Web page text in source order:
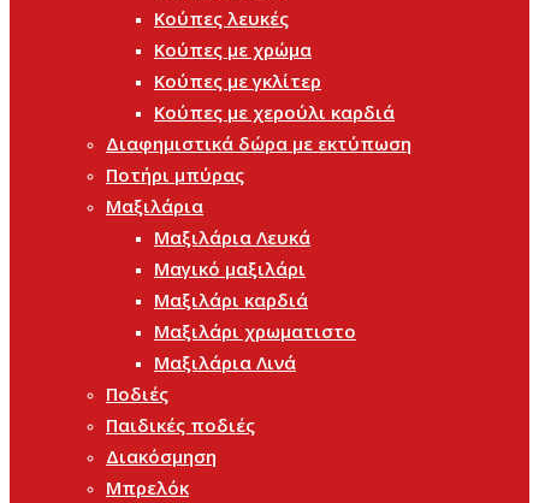
Κούπες λευκές
Κούπες με χρώμα
Κούπες με γκλίτερ
Κούπες με χερούλι καρδιά
Διαφημιστικά δώρα με εκτύπωση
Ποτήρι μπύρας
Μαξιλάρια
Μαξιλάρια Λευκά
Μαγικό μαξιλάρι
Μαξιλάρι καρδιά
Μαξιλάρι χρωματιστο
Μαξιλάρια Λινά
Ποδιές
Παιδικές ποδιές
Διακόσμηση
Μπρελόκ